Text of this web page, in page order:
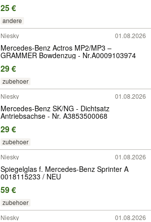
25 €
andere
Niesky
01.08.2026
Mercedes-Benz Actros MP2/MP3 –
GRAMMER Bowdenzug - Nr.A0009103974
29 €
zubehoer
Niesky
01.08.2026
Mercedes-Benz SK/NG - Dichtsatz
Antriebsachse - Nr. A3853500068
29 €
zubehoer
Niesky
01.08.2026
Spiegelglas f. Mercedes-Benz Sprinter A
0018115233 / NEU
59 €
zubehoer
Niesky
01.08.2026